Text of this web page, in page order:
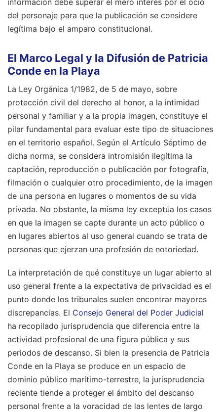
del personaje para que la publicación se considere
legítima bajo el amparo constitucional.
El Marco Legal y la Difusión de Patricia
Conde en la Playa
La Ley Orgánica 1/1982, de 5 de mayo, sobre
protección civil del derecho al honor, a la intimidad
personal y familiar y a la propia imagen, constituye el
pilar fundamental para evaluar este tipo de situaciones
en el territorio español. Según el Artículo Séptimo de
dicha norma, se considera intromisión ilegítima la
captación, reproducción o publicación por fotografía,
filmación o cualquier otro procedimiento, de la imagen
de una persona en lugares o momentos de su vida
privada. No obstante, la misma ley exceptúa los casos
en que la imagen se capte durante un acto público o
en lugares abiertos al uso general cuando se trata de
personas que ejerzan una profesión de notoriedad.
La interpretación de qué constituye un lugar abierto al
uso general frente a la expectativa de privacidad es el
punto donde los tribunales suelen encontrar mayores
discrepancias. El Consejo General del Poder Judicial
ha recopilado jurisprudencia que diferencia entre la
actividad profesional de una figura pública y sus
periodos de descanso. Si bien la presencia de Patricia
Conde en la Playa se produce en un espacio de
dominio público marítimo-terrestre, la jurisprudencia
reciente tiende a proteger el ámbito del descanso
personal frente a la voracidad de las lentes de largo